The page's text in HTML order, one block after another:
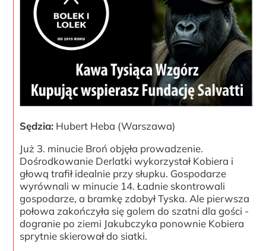
Sędzia: Hubert Heba (Warszawa)
Już 3. minucie Broń objęła prowadzenie.
Dośrodkowanie Derlatki wykorzystał Kobiera i
głową trafił idealnie przy słupku. Gospodarze
wyrównali w minucie 14. Ładnie skontrowali
gospodarze, a bramkę zdobył Tyska. Ale pierwsza
połowa zakończyła się golem do szatni dla gości -
dogranie po ziemi Jakubczyka ponownie Kobiera
sprytnie skierował do siatki.